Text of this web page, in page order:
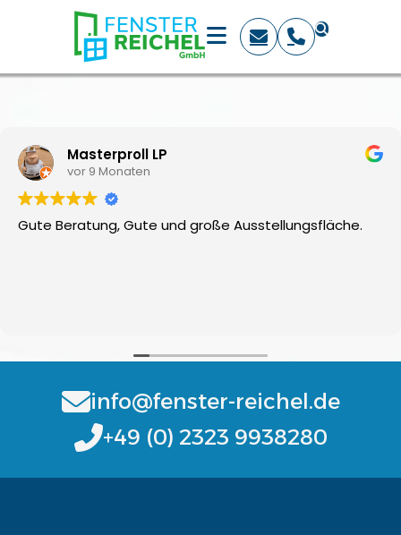
Masterproll LP
vor 9 Monaten
Gute Beratung, Gute und große Ausstellungsfläche.
info@fenster-reichel.de
+49 (0) 2323 9938280